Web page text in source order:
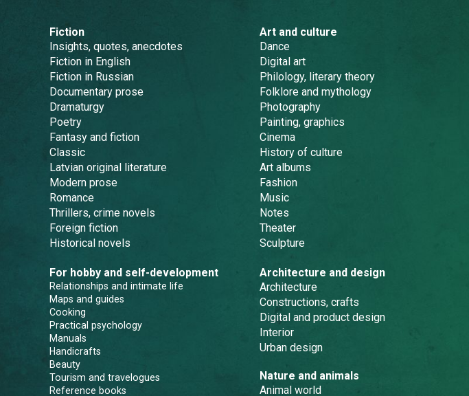
Fiction
Insights, quotes, anecdotes
Fiction in English
Fiction in Russian
Documentary prose
Dramaturgy
Poetry
Fantasy and fiction
Classic
Latvian original literature
Modern prose
Romance
Thrillers, crime novels
Foreign fiction
Historical novels
For hobby and self-development
Relationships and intimate life
Maps and guides
Cooking
Practical psychology
Manuals
Handicrafts
Beauty
Tourism and travelogues
Reference books
Art and culture
Dance
Digital art
Philology, literary theory
Folklore and mythology
Photography
Painting, graphics
Cinema
History of culture
Art albums
Fashion
Music
Notes
Theater
Sculpture
Architecture and design
Architecture
Constructions, crafts
Digital and product design
Interior
Urban design
Nature and animals
Animal world